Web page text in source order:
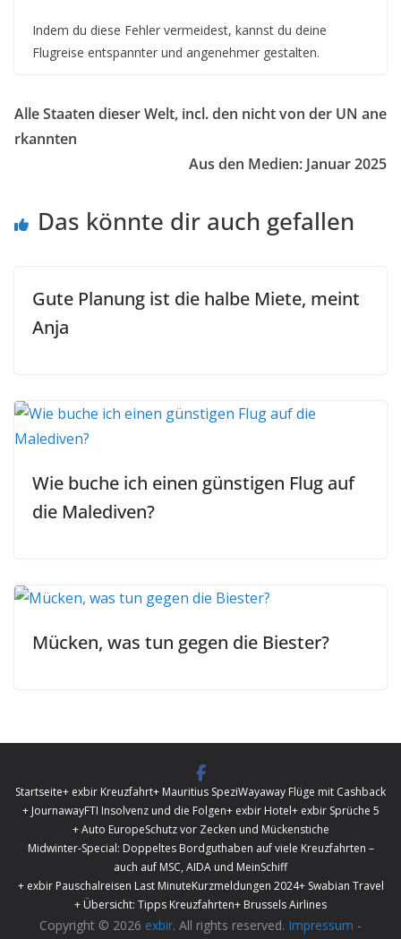
Indem du diese Fehler vermeidest, kannst du deine
Flugreise entspannter und angenehmer gestalten.
Alle Staaten dieser Welt, incl. den nicht von der UN ane
rkannten
Aus den Medien: Januar 2025
Das könnte dir auch gefallen
Gute Planung ist die halbe Miete, meint
Anja
Wie buche ich einen günstigen Flug auf
die Malediven?
Mücken, was tun gegen die Biester?
Startseite+ exbir Kreuzfahrt+ Mauritius SpeziWayaway Flüge mit Cashback
+ JournawayFTI Insolvenz und die Folgen+ exbir Hotel+ exbir Sprüche 5
+ Auto EuropeSchutz vor Zecken und Mückenstiche
Midwinter-Special: Doppeltes Bordguthaben auf viele Kreuzfahrten –
auch auf MSC, AIDA und MeinSchiff
+ exbir Pauschalreisen Last MinuteKurzmeldungen 2024+ Swabian Travel
+ Übersicht: Tipps Kreuzfahrten+ Brussels Airlines
Copyright © 2026 exbir. All rights reserved. Impressum -